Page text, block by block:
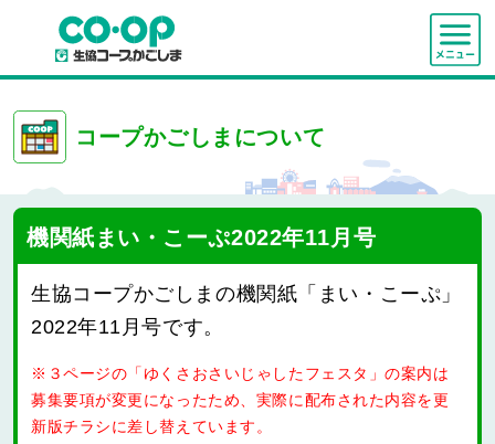
コープかごしまについて
機関紙まい・こーぷ2022年11月号
生協コープかごしまの機関紙「まい・こーぷ」
2022年11月号です。
※３ページの「ゆくさおさいじゃしたフェスタ」の案内は
募集要項が変更になったため、実際に配布された内容を更
新版チラシに差し替えています。